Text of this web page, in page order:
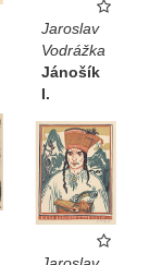
Jaroslav
Vodrážka
Jánošík
I.